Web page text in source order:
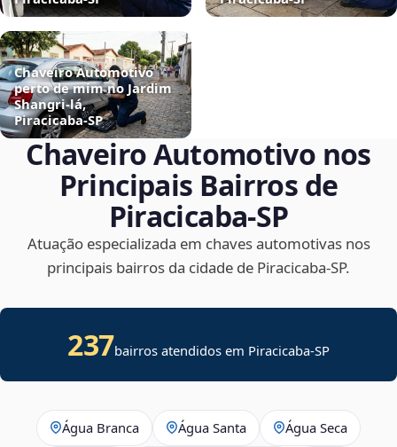
Chaveiro Automotivo
perto de mim no Jardim
Shangri-lá,
Piracicaba‑SP
Chaveiro Automotivo nos
Principais Bairros de
Piracicaba‑SP
Atuação especializada em chaves automotivas nos
principais bairros da cidade de Piracicaba‑SP.
237bairros atendidos em Piracicaba-SP
Água Branca Água Santa Água Seca